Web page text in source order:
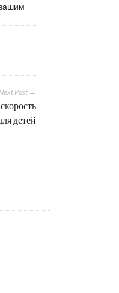
Next Post →
детей